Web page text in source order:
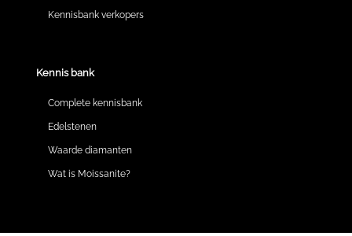
Kennisbank verkopers
Kennis bank
Complete kennisbank
Edelstenen
Waarde diamanten
Wat is Moissanite?